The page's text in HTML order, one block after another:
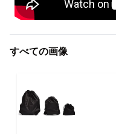
すべての画像